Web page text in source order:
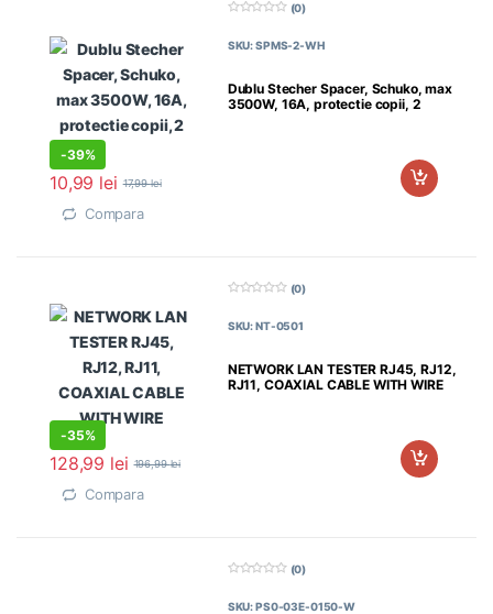
-39%
Dublu Stecher Spacer, Schuko, max
3500W, 16A, protectie copii, 2
i
(0)
SKU: SPMS-2-WH
10,99 lei 17,99lei
Compara
-35%
NETWORK LAN TESTER RJ45, RJ12,
RJ11, COAXIAL CABLE WITH WIRE
i
(0)
SKU: NT-0501
128,99 lei 196,99lei
Compara
i
(0)
SKU: PS0-03E-0150-W